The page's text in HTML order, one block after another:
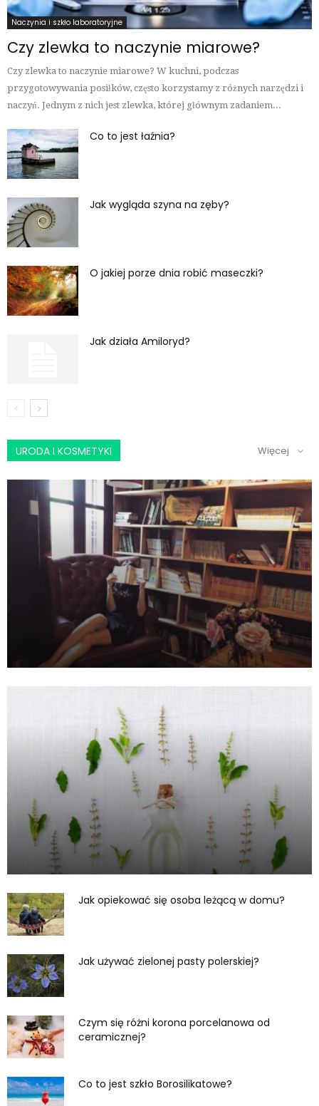
Naczynia i szkło laboratoryjne
Czy zlewka to naczynie miarowe?
Czy zlewka to naczynie miarowe? W kuchni, podczas
przygotowywania posiłków, często korzystamy z różnych narzędzi i
naczyń. Jednym z nich jest zlewka, której głównym zadaniem...
Co to jest łaźnia?
Jak wygląda szyna na zęby?
O jakiej porze dnia robić maseczki?
Jak działa Amiloryd?
URODA I KOSMETYKI Więcej
Jak opiekować się osoba leżącą w domu?
Jak używać zielonej pasty polerskiej?
Czym się różni korona porcelanowa od
ceramicznej?
Co to jest szkło Borosilikatowe?